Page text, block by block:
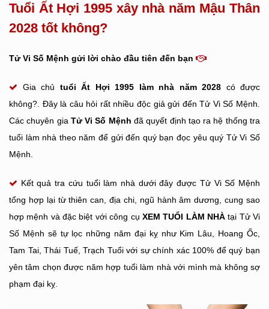
Tuổi Ất Hợi 1995 xây nhà năm Mậu Thân
2028 tốt không?
Tử Vi Số Mệnh gửi lời chào đầu tiên đến bạn
Gia chủ tuổi Ất Hợi 1995 làm nhà năm 2028 có được
không?. Đây là câu hỏi rất nhiều độc giả gửi đến Tử Vi Số Mệnh.
Các chuyên gia Tử Vi Số Mệnh đã quyết định tạo ra hệ thống tra
tuổi làm nhà theo năm để gửi đến quý bạn đọc yêu quý Tử Vi Số
Mệnh.
Kết quả tra cứu tuổi làm nhà dưới đây được Tử Vi Số Mệnh
tổng hợp lại từ thiên can, địa chi, ngũ hành âm dương, cung sao
hợp mệnh và đặc biệt với công cụ XEM TUỔI LÀM NHÀtại Tử Vi
Số Mệnh sẽ tự lọc những năm đại kỵ như Kim Lâu, Hoang Ốc,
Tam Tai, Thái Tuế, Trạch Tuổi với sự chính xác 100% để quý bạn
yên tâm chọn được năm hợp tuổi làm nhà với mình mà không sợ
phạm đại kỵ.